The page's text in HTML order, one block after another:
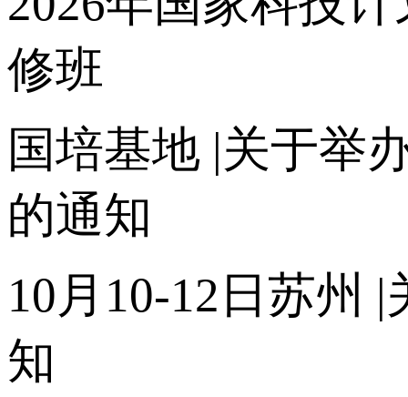
修班
国培基地 |关于举
的通知
10月10-12日苏州
知